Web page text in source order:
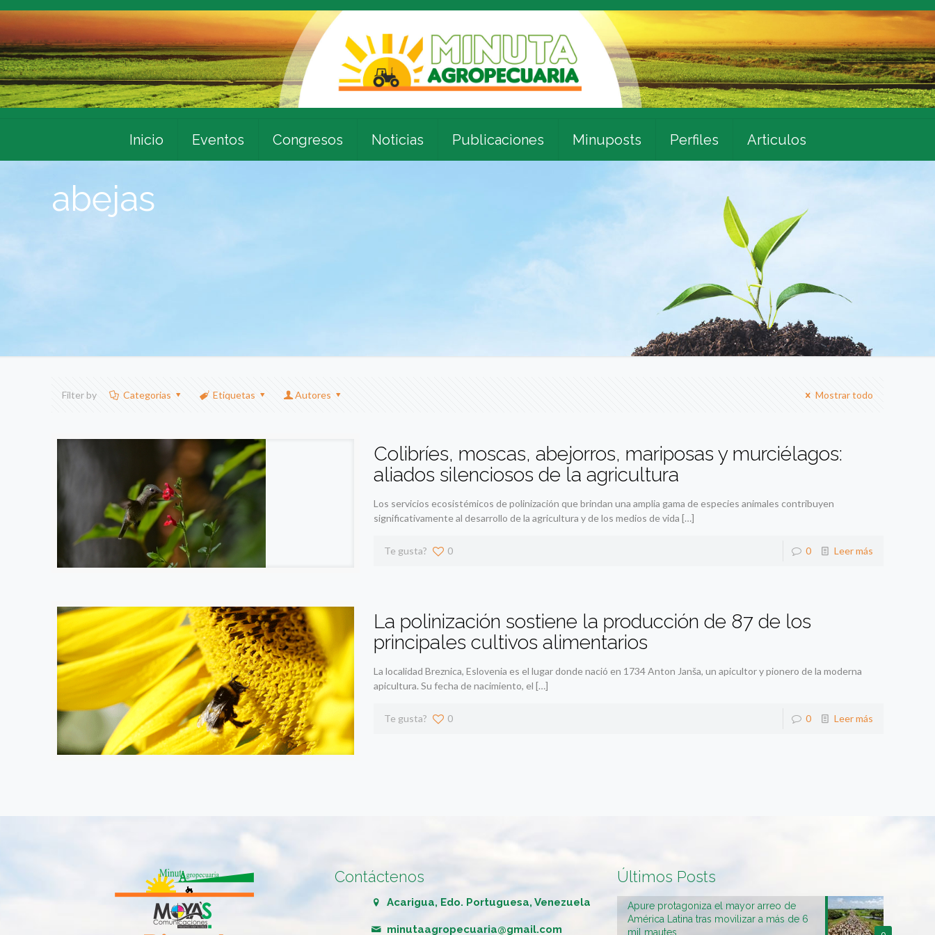
Inicio Eventos Congresos Noticias Publicaciones Minuposts Perfiles Articulos
abejas
Filter by Categorias Etiquetas Autores Mostrar todo
Colibríes, moscas, abejorros, mariposas y murciélagos:
aliados silenciosos de la agricultura
Los servicios ecosistémicos de polinización que brindan una amplia gama de especies animales contribuyen
significativamente al desarrollo de la agricultura y de los medios de vida […]
Te gusta? 0 0 Leer más
La polinización sostiene la producción de 87 de los
principales cultivos alimentarios
La localidad Breznica, Eslovenia es el lugar donde nació en 1734 Anton Janša, un apicultor y pionero de la moderna
apicultura. Su fecha de nacimiento, el […]
Te gusta? 0 0 Leer más
Contáctenos
Acarigua, Edo. Portuguesa, Venezuela
minutaagropecuaria@gmail.com
Últimos Posts
Apure protagoniza el mayor arreo de
América Latina tras movilizar a más de 6
mil mautes